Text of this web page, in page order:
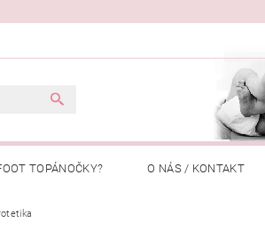
TOPÁNOČKY? O NÁS / KONTAKT